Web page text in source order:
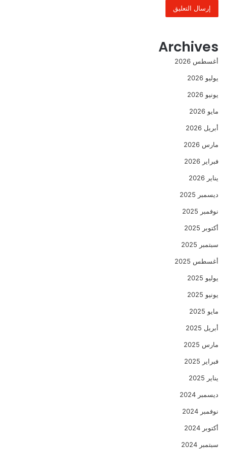
Archives
أغسطس 2026
يوليو 2026
يونيو 2026
مايو 2026
أبريل 2026
مارس 2026
فبراير 2026
يناير 2026
ديسمبر 2025
نوفمبر 2025
أكتوبر 2025
سبتمبر 2025
أغسطس 2025
يوليو 2025
يونيو 2025
مايو 2025
أبريل 2025
مارس 2025
فبراير 2025
يناير 2025
ديسمبر 2024
نوفمبر 2024
أكتوبر 2024
سبتمبر 2024